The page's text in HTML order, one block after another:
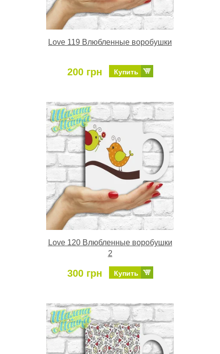
Love 119 Влюбленные воробушки
200 грн Купить
Love 120 Влюбленные воробушки
2
300 грн Купить